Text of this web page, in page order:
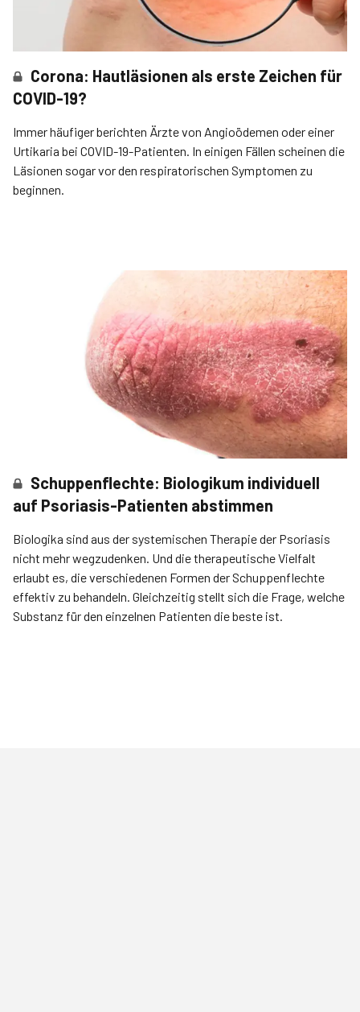
Corona: Hautläsionen als erste Zeichen für
COVID-19?
Immer häufiger berichten Ärzte von Angioödemen oder einer
Urtikaria bei COVID­-19-Patienten. In einigen Fällen scheinen die
Läsionen sogar vor den respiratorischen Symptomen zu
beginnen.
Schuppenflechte: Biologikum individuell
auf Psoriasis-Patienten abstimmen
Biologika sind aus der systemischen Therapie der Psoriasis
nicht mehr wegzudenken. Und die therapeutische Vielfalt
erlaubt es, die verschiedenen Formen der Schuppenflechte
effektiv zu behandeln. Gleichzeitig stellt sich die Frage, welche
Substanz für den einzelnen Patienten die beste ist.